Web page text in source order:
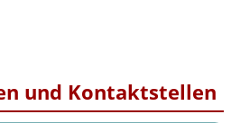
und Kontaktstellen